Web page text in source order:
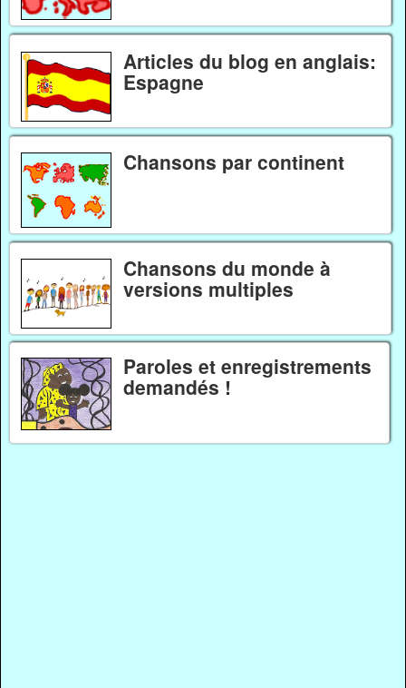
Articles du blog en anglais:
Espagne
Chansons par continent
Chansons du monde à
versions multiples
Paroles et enregistrements
demandés !